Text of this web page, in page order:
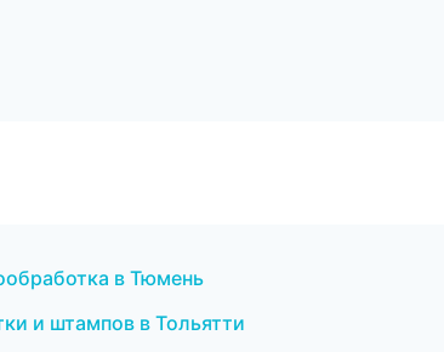
в Тюмень
и штампов в Тольятти